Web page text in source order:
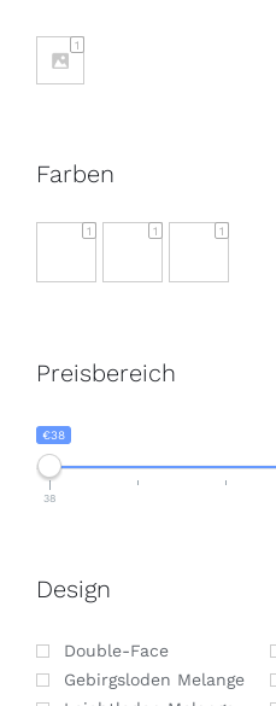
1
Farben
1 1 1
Preisbereich
€38
38
Design
Double-Face
Gebirgsloden Melange